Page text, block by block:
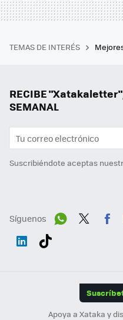
TEMAS DE INTERÉS
RECIBE "Xatakaletter",
SEMANAL
Suscribiéndote aceptas
Síguenos
Apoya a Xataka y